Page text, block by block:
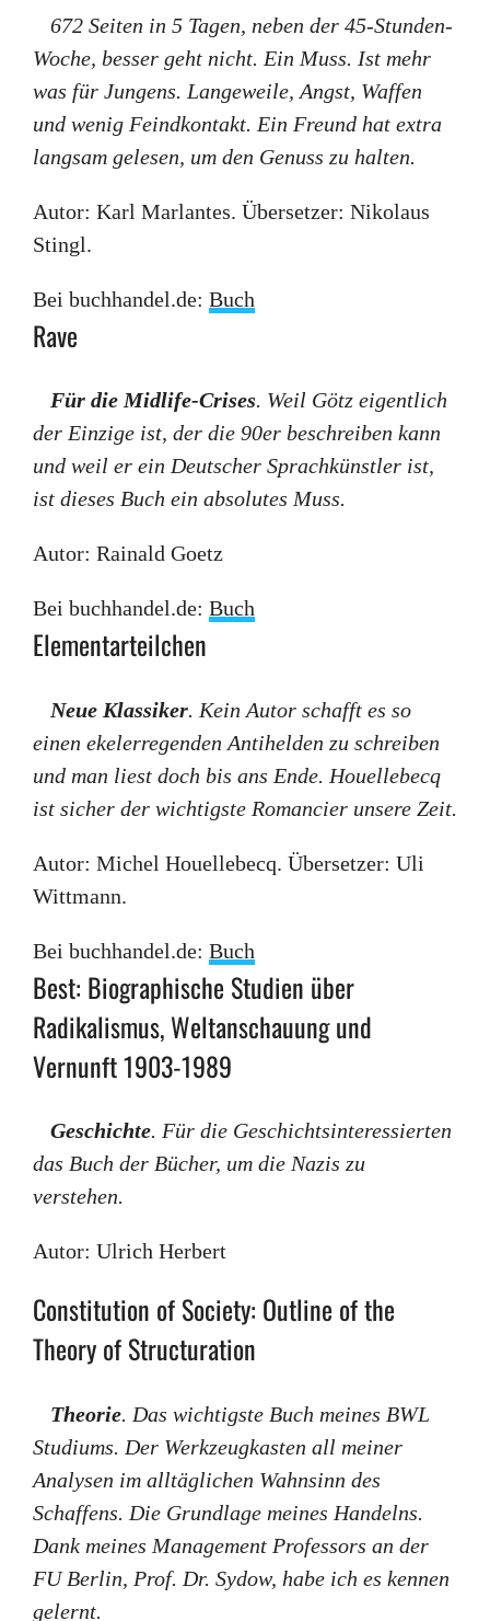
672 Seiten in 5 Tagen, neben der 45-Stunden-
Woche, besser geht nicht. Ein Muss. Ist mehr
was für Jungens. Langeweile, Angst, Waffen
und wenig Feindkontakt. Ein Freund hat extra
langsam gelesen, um den Genuss zu halten.
Autor: Karl Marlantes. Übersetzer: Nikolaus
Stingl.
Bei buchhandel.de: Buch
Rave
Für die Midlife-Crises. Weil Götz eigentlich
der Einzige ist, der die 90er beschreiben kann
und weil er ein Deutscher Sprachkünstler ist,
ist dieses Buch ein absolutes Muss.
Autor: Rainald Goetz
Bei buchhandel.de: Buch
Elementarteilchen
Neue Klassiker. Kein Autor schafft es so
einen ekelerregenden Antihelden zu schreiben
und man liest doch bis ans Ende. Houellebecq
ist sicher der wichtigste Romancier unsere Zeit.
Autor: Michel Houellebecq. Übersetzer: Uli
Wittmann.
Bei buchhandel.de: Buch
Best: Biographische Studien über
Radikalismus, Weltanschauung und
Vernunft 1903-1989
Geschichte. Für die Geschichtsinteressierten
das Buch der Bücher, um die Nazis zu
verstehen.
Autor: Ulrich Herbert
Constitution of Society: Outline of the
Theory of Structuration
Theorie. Das wichtigste Buch meines BWL
Studiums. Der Werkzeugkasten all meiner
Analysen im alltäglichen Wahnsinn des
Schaffens. Die Grundlage meines Handelns.
Dank meines Management Professors an der
FU Berlin, Prof. Dr. Sydow, habe ich es kennen
gelernt.